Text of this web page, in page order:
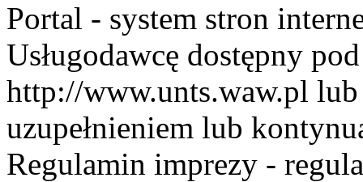
Portal - system stron
Usługodawcę dostępny
http://www.unts.waw.pl lub
uzupełnieniem lub
Regulamin imprezy -